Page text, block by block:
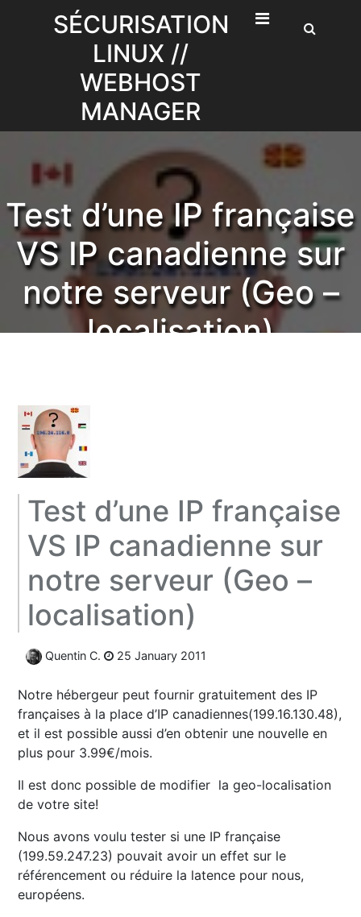
SÉCURISATION
LINUX //
WEBHOST
MANAGER
Test d’une IP française
VS IP canadienne sur
notre serveur (Geo –
localisation)
Test d’une IP française
VS IP canadienne sur
notre serveur (Geo –
localisation)
Quentin C. 25 January 2011
Notre hébergeur peut fournir gratuitement des IP
françaises à la place d’IP canadiennes(199.16.130.48),
et il est possible aussi d’en obtenir une nouvelle en
plus pour 3.99€/mois.
Il est donc possible de modifier la geo-localisation
de votre site!
Nous avons voulu tester si une IP française
(199.59.247.23) pouvait avoir un effet sur le
référencement ou réduire la latence pour nous,
européens.